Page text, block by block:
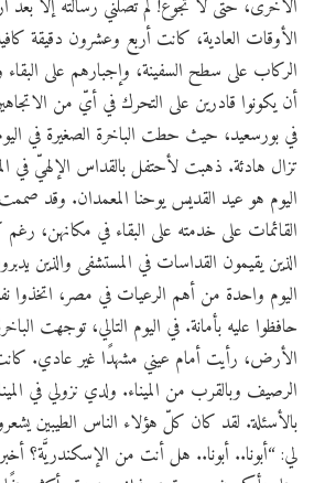
الأخرى، حتّى لا تجوع! لم تصلني رسالته إلّا بعد
الأوقات العادية، كانت أربع وعشرون دقيقة
الركاب على سطح السفينة، وإجبارهم على
أن يكونوا قادرين على التحرك في أيّ من
في بورسعيد، حيث حطت الباخرة الصغيرة في اليوم
تزال هادئة. ذهبت لأحتفل بالقداس الإلهيّ في
اليوم هو عيد القديس يوحنا المعمدان. وقد
القائمات على خدمته على البقاء في مكانهن، رغم
الذين يقيمون القداسات في المستشفى والذين
اليوم واحدة من أهم الرعيات في مصر، اتخذوا
حافظوا عليه بأمانة. في اليوم التالي، توجهت
الأرض، رأيت أمام عيني مشهدًا غير عادي. كانت
الرصيف وبالقرب من الميناء. ولدي نزولي في
بالأسئلة. لقد كان كلّ هؤلاء الناس الطيبين
لي: “أبونا.. أبونا.. هل أنت من الإسكندريَّة؟